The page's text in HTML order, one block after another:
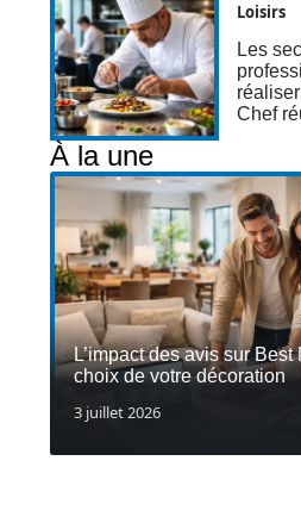
Loisirs
Les
Chef
À la une
L’impact des avis sur
choix de votre décoration
3 juillet 2026